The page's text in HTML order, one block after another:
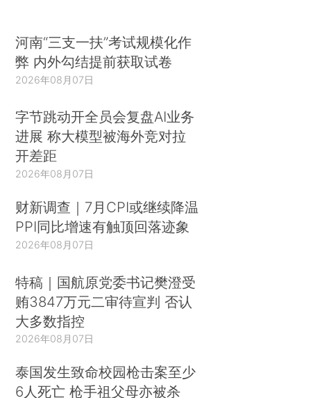
河南“三支一扶”考试规模化作
弊 内外勾结提前获取试卷
2026年08月07日
字节跳动开全员会复盘AI业务
进展 称大模型被海外竞对拉
开差距
2026年08月07日
财新调查｜7月CPI或继续降温
PPI同比增速有触顶回落迹象
2026年08月07日
特稿｜国航原党委书记樊澄受
贿3847万元二审待宣判 否认
大多数指控
2026年08月07日
泰国发生致命校园枪击案至少
6人死亡 枪手祖父母亦被杀